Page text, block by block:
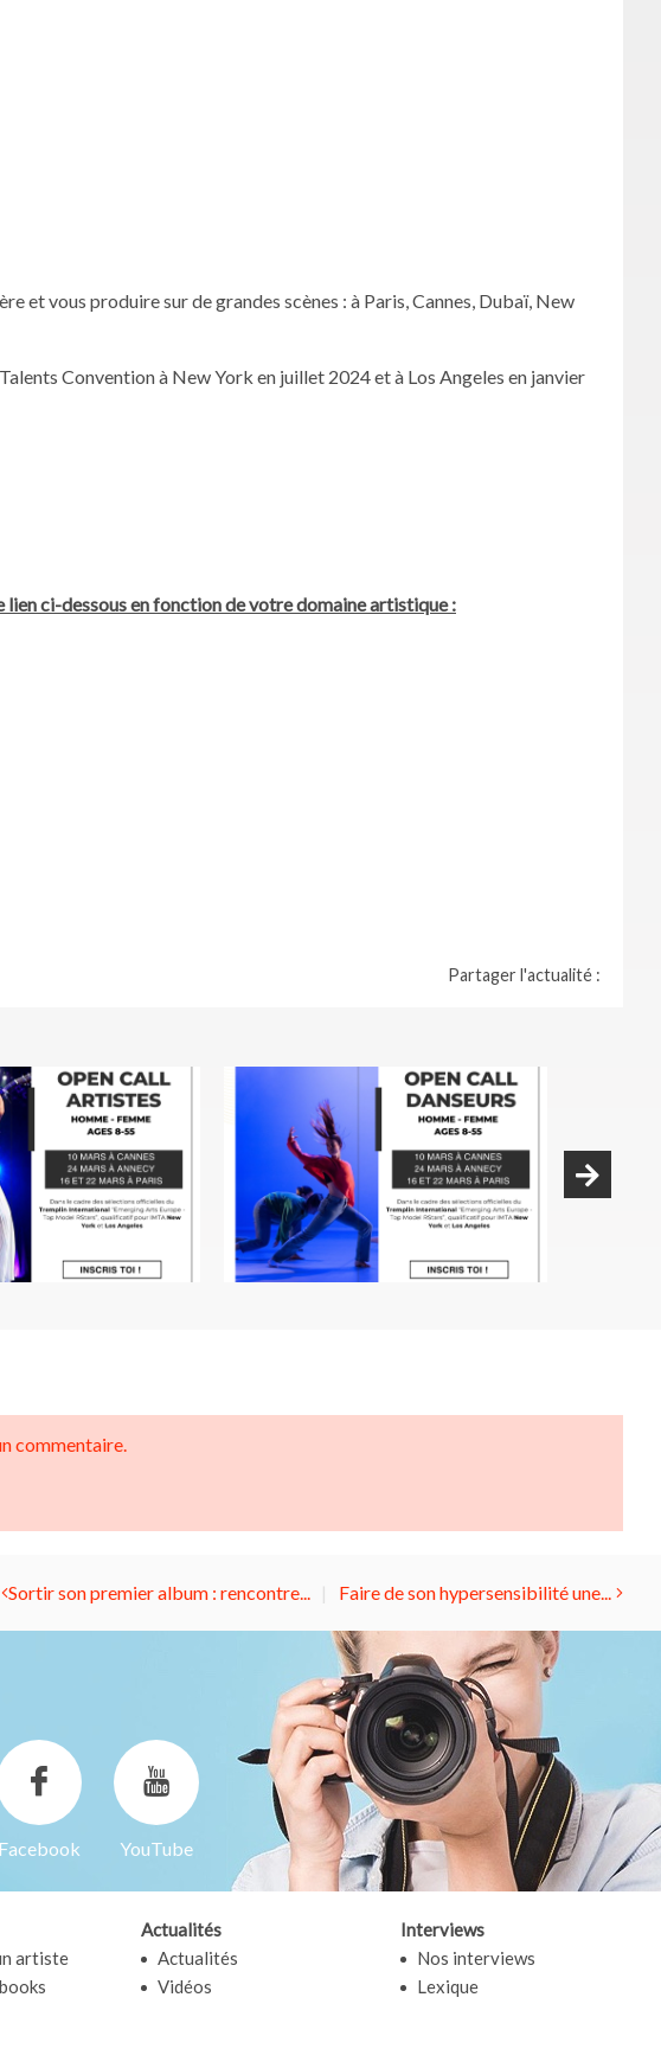
et vous produire sur de grandes scènes : à Paris, Cannes, Dubaï, New
Convention à New York en juillet 2024 et à Los Angeles en janvier
ci-dessous en fonction de votre domaine artistique :
Partager l'actualité :
commentaire.
Sortir son premier album : rencontre... Faire de son hypersensibilité une...
Facebook YouTube
artiste
Actualités
Actualités
Vidéos
Interviews
Nos interviews
Lexique